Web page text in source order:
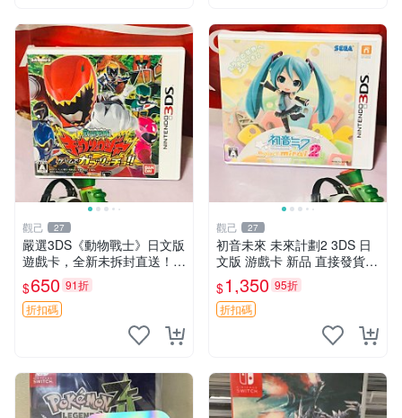
觀己 27
嚴選3DS《動物戰士》日文版
遊戲卡，全新未拆封直送！圖
示商品真實呈現 3ds 動物戰
隊 日本游戲 卡帶
$650 91折
折扣碼
觀己 27
初音未來 未來計劃2 3DS 日
文版 游戲卡 新品 直接發貨
初音未來 未來計劃2 3DS 卡
帶 非常新 初音未來 未來計劃
2 3DS 原裝卡帶 新品
$1,350 95折
折扣碼